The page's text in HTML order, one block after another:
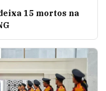
15 mortos na